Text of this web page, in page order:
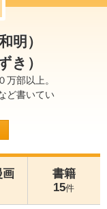
明）
き）
万部以上。
ど書いてい
画
書籍
15件